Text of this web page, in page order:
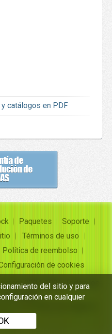
catálogos en PDF
Paquetes
Soporte
Términos de uso
Política de reembolso
de cookies
2004-2026. Todos los
convertidor de imagen a
del sitio y para
en cualquier